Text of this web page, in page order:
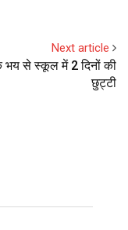
Next article
भय से स्कूल में 2 दिनों की
छुट्टी